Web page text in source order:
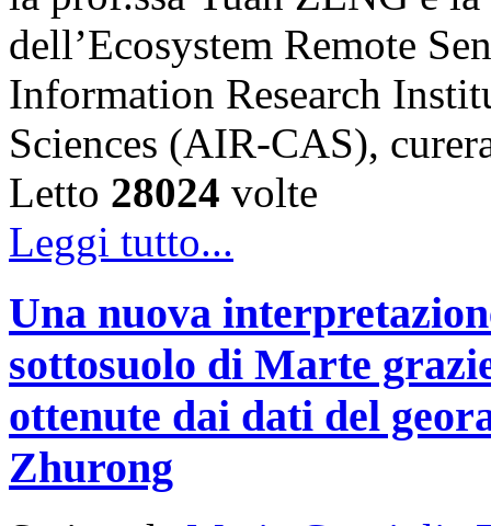
dell’Ecosystem Remote
Information Research
Sciences (AIR-CAS),
Letto 28024 volte
Leggi tutto...
Una nuova
sottosuolo di Marte
ottenute dai dati del
Zhurong